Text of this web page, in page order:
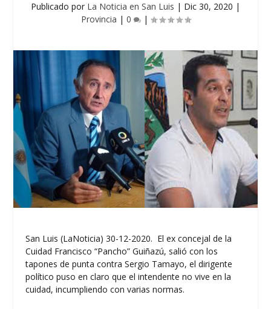
Publicado por La Noticia en San Luis | Dic 30, 2020 |
Provincia | 0 |
San Luis (LaNoticia) 30-12-2020. El ex concejal de la
Cuidad Francisco “Pancho” Guiñazú, salió con los
tapones de punta contra Sergio Tamayo, el dirigente
político puso en claro que el intendente no vive en la
cuidad, incumpliendo con varias normas.